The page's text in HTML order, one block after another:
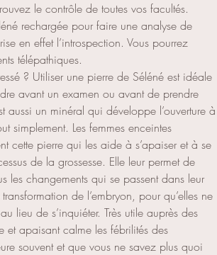
le contrôle de toutes vos facultés.
rechargée pour faire une analyse de
en effet l’introspection. Vous pourrez
télépathiques.
? Utiliser une pierre de Séléné est idéale
avant un examen ou avant de prendre
aussi un minéral qui développe l’ouverture à
simplement. Les femmes enceintes
cette pierre qui les aide à s’apaiser et à se
de la grossesse. Elle leur permet de
les changements qui se passent dans leur
de l’embryon, pour qu’elles ne
lieu de s’inquiéter. Très utile auprès des
et apaisant calme les fébrilités des
souvent et que vous ne savez plus quoi